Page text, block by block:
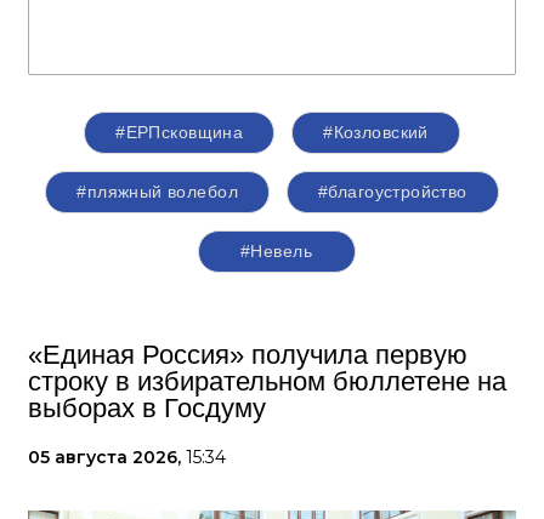
#ЕРПсковщина #Козловский
#пляжный волебол #благоустройство
#Невель
«Единая Россия» получила первую
строку в избирательном бюллетене на
выборах в Госдуму
05 августа 2026, 15:34